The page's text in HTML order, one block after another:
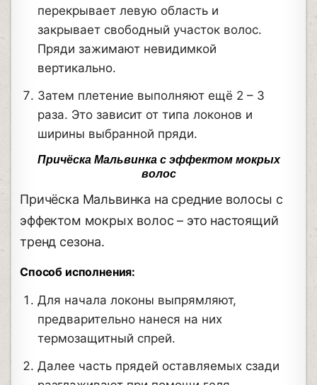
перекрывает левую область и
закрывает свободный участок волос.
Пряди зажимают невидимкой
вертикально.
Затем плетение выполняют ещё 2 – 3
раза. Это зависит от типа локонов и
ширины выбранной пряди.
Причёска Мальвинка с эффектом мокрых
волос
Причёска Мальвинка на средние волосы с
эффектом мокрых волос – это настоящий
тренд сезона.
Способ исполнения:
Для начала локоны выпрямляют,
предварительно нанеся на них
термозащитный спрей.
Далее часть прядей оставляемых сзади